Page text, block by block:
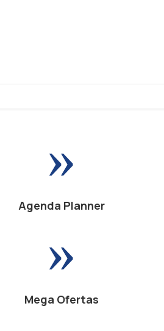
»
Agenda Planner
»
Mega Ofertas